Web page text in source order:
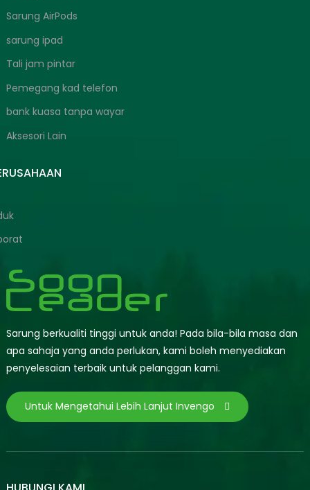
Sarung AirPods
sarung ipad
Tali jam pintar
Pemegang kad telefon
bank kuasa tanpa wayar
Aksesori Lain
Sarung berkualiti tinggi untuk anda! Pada bila-bila masa dan
apa sahaja yang anda perlukan, kami boleh menyediakan
penyelesaian terbaik untuk pelanggan kami.
Untuk Mengetahui Lebih Lanjut Invengo